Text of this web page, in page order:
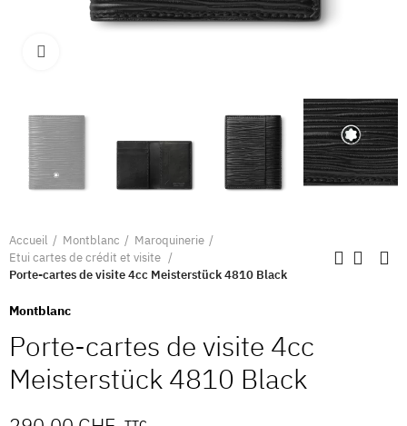
Accueil Montblanc
Maroquinerie
Etui cartes de crédit et visite
Porte-cartes de visite 4cc Meisterstück 4810 Black
Montblanc
Porte-cartes de visite 4cc
Meisterstück 4810 Black